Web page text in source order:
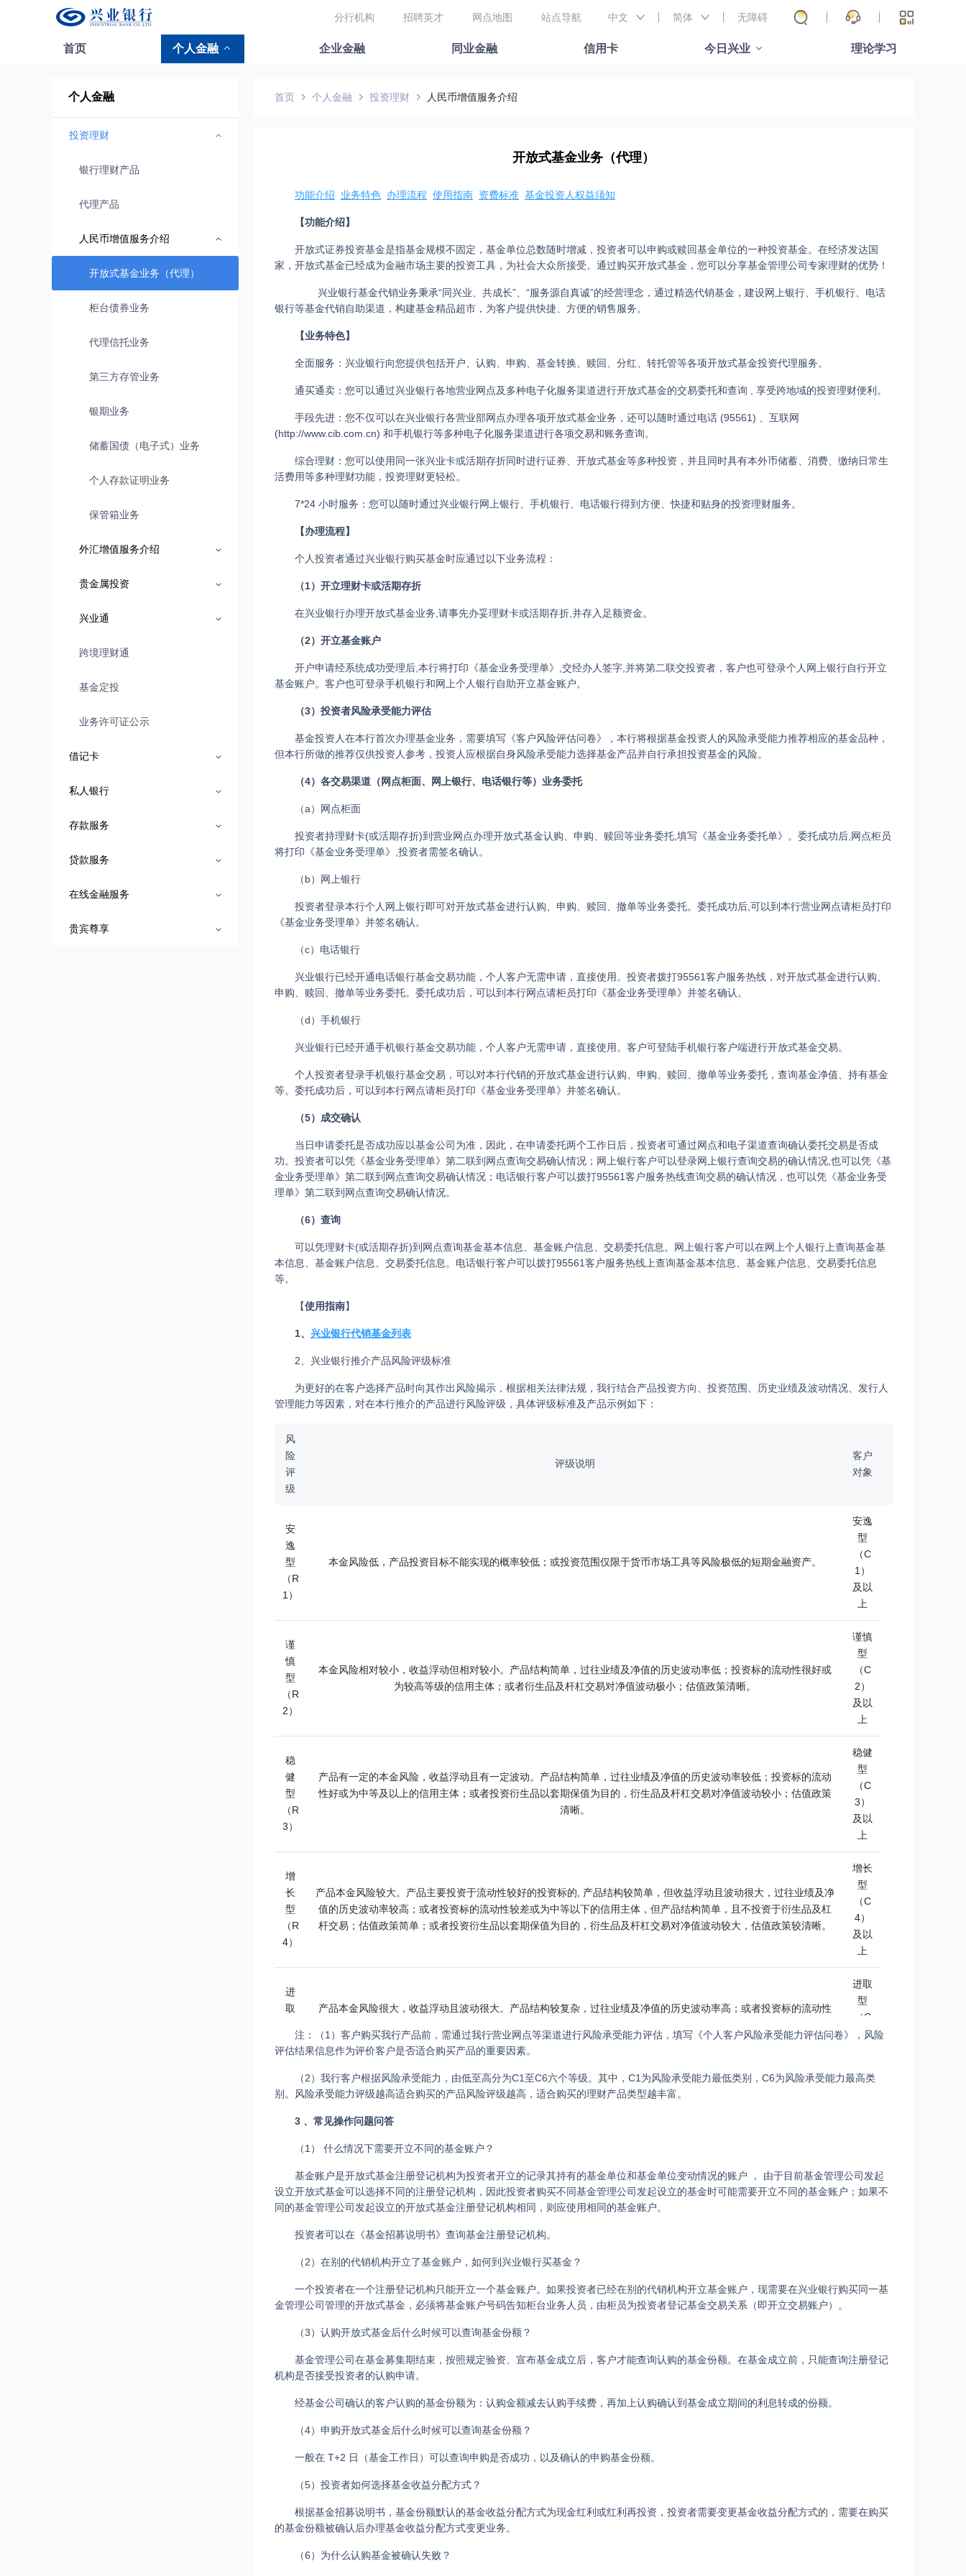
分行机构 招聘英才 网点地图 站点导航 中文 简体 无障碍
首页 个人金融 企业金融 同业金融 信用卡 今日兴业 理论学习
个人金融
投资理财
银行理财产品
代理产品
人民币增值服务介绍
开放式基金业务（代理）
柜台债券业务
代理信托业务
第三方存管业务
银期业务
储蓄国债（电子式）业务
个人存款证明业务
保管箱业务
外汇增值服务介绍
贵金属投资
兴业通
跨境理财通
基金定投
业务许可证公示
借记卡
私人银行
存款服务
贷款服务
在线金融服务
贵宾尊享
首页 个人金融 投资理财 人民币增值服务介绍
开放式基金业务（代理）
功能介绍 业务特色 办理流程 使用指南 资费标准 基金投资人权益须知
【功能介绍】
开放式证券投资基金是指基金规模不固定，基金单位总数随时增减，投资者可以申购或赎回基金单位的一种投资基金。在经济发达国
家，开放式基金已经成为金融市场主要的投资工具，为社会大众所接受。通过购买开放式基金，您可以分享基金管理公司专家理财的优势！
兴业银行基金代销业务秉承“同兴业、共成长”、“服务源自真诚”的经营理念，通过精选代销基金，建设网上银行、手机银行、电话
银行等基金代销自助渠道，构建基金精品超市，为客户提供快捷、方便的销售服务。
【业务特色】
全面服务：兴业银行向您提供包括开户、认购、申购、基金转换、赎回、分红、转托管等各项开放式基金投资代理服务。
通买通卖：您可以通过兴业银行各地营业网点及多种电子化服务渠道进行开放式基金的交易委托和查询 , 享受跨地域的投资理财便利。
手段先进：您不仅可以在兴业银行各营业部网点办理各项开放式基金业务，还可以随时通过电话 (95561) 、互联网
(http://www.cib.com.cn) 和手机银行等多种电子化服务渠道进行各项交易和账务查询。
综合理财：您可以使用同一张兴业卡或活期存折同时进行证券、开放式基金等多种投资，并且同时具有本外币储蓄、消费、缴纳日常生
活费用等多种理财功能，投资理财更轻松。
7*24 小时服务：您可以随时通过兴业银行网上银行、手机银行、电话银行得到方便、快捷和贴身的投资理财服务。
【办理流程】
个人投资者通过兴业银行购买基金时应通过以下业务流程：
（1）开立理财卡或活期存折
在兴业银行办理开放式基金业务,请事先办妥理财卡或活期存折,并存入足额资金。
（2）开立基金账户
开户申请经系统成功受理后,本行将打印《基金业务受理单》,交经办人签字,并将第二联交投资者，客户也可登录个人网上银行自行开立
基金账户。客户也可登录手机银行和网上个人银行自助开立基金账户。
（3）投资者风险承受能力评估
基金投资人在本行首次办理基金业务，需要填写《客户风险评估问卷》，本行将根据基金投资人的风险承受能力推荐相应的基金品种，
但本行所做的推荐仅供投资人参考，投资人应根据自身风险承受能力选择基金产品并自行承担投资基金的风险。
（4）各交易渠道（网点柜面、网上银行、电话银行等）业务委托
（a）网点柜面
投资者持理财卡(或活期存折)到营业网点办理开放式基金认购、申购、赎回等业务委托,填写《基金业务委托单》。委托成功后,网点柜员
将打印《基金业务受理单》,投资者需签名确认。
（b）网上银行
投资者登录本行个人网上银行即可对开放式基金进行认购、申购、赎回、撤单等业务委托。委托成功后,可以到本行营业网点请柜员打印
《基金业务受理单》并签名确认。
（c）电话银行
兴业银行已经开通电话银行基金交易功能，个人客户无需申请，直接使用。投资者拨打95561客户服务热线，对开放式基金进行认购、
申购、赎回、撤单等业务委托。委托成功后，可以到本行网点请柜员打印《基金业务受理单》并签名确认。
（d）手机银行
兴业银行已经开通手机银行基金交易功能，个人客户无需申请，直接使用。客户可登陆手机银行客户端进行开放式基金交易。
个人投资者登录手机银行基金交易，可以对本行代销的开放式基金进行认购、申购、赎回、撤单等业务委托，查询基金净值、持有基金
等。委托成功后，可以到本行网点请柜员打印《基金业务受理单》并签名确认。
（5）成交确认
当日申请委托是否成功应以基金公司为准，因此，在申请委托两个工作日后，投资者可通过网点和电子渠道查询确认委托交易是否成
功。投资者可以凭《基金业务受理单》第二联到网点查询交易确认情况；网上银行客户可以登录网上银行查询交易的确认情况,也可以凭《基
金业务受理单》第二联到网点查询交易确认情况；电话银行客户可以拨打95561客户服务热线查询交易的确认情况，也可以凭《基金业务受
理单》第二联到网点查询交易确认情况。
（6）查询
可以凭理财卡(或活期存折)到网点查询基金基本信息、基金账户信息、交易委托信息。网上银行客户可以在网上个人银行上查询基金基
本信息、基金账户信息、交易委托信息。电话银行客户可以拨打95561客户服务热线上查询基金基本信息、基金账户信息、交易委托信息
等。
【使用指南】
1、 兴业银行代销基金列表
2、兴业银行推介产品风险评级标准
为更好的在客户选择产品时向其作出风险揭示，根据相关法律法规，我行结合产品投资方向、投资范围、历史业绩及波动情况、发行人
管理能力等因素，对在本行推介的产品进行风险评级，具体评级标准及产品示例如下：
风
险
评
级
评级说明
客户
对象
安
逸
型
（R
1）
本金风险低，产品投资目标不能实现的概率较低；或投资范围仅限于货币市场工具等风险极低的短期金融资产。
安逸
型
（C
1）
及以
上
谨
慎
型
（R
2）
本金风险相对较小，收益浮动但相对较小。产品结构简单，过往业绩及净值的历史波动率低；投资标的流动性很好或
为较高等级的信用主体；或者衍生品及杆杠交易对净值波动极小；估值政策清晰。
谨慎
型
（C
2）
及以
上
稳
健
型
（R
3）
产品有一定的本金风险，收益浮动且有一定波动。产品结构简单，过往业绩及净值的历史波动率较低；投资标的流动
性好或为中等及以上的信用主体；或者投资衍生品以套期保值为目的，衍生品及杆杠交易对净值波动较小；估值政策
清晰。
稳健
型
（C
3）
及以
上
增
长
型
（R
4）
产品本金风险较大。产品主要投资于流动性较好的投资标的, 产品结构较简单，但收益浮动且波动很大，过往业绩及净
值的历史波动率较高；或者投资标的流动性较差或为中等以下的信用主体，但产品结构简单，且不投资于衍生品及杠
杆交易；估值政策简单；或者投资衍生品以套期保值为目的，衍生品及杆杠交易对净值波动较大，估值政策较清晰。
增长
型
（C
4）
及以
上
进
取
（R
5）
产品本金风险很大，收益浮动且波动很大。产品结构较复杂，过往业绩及净值的历史波动率高；或者投资标的流动性
值政策较复杂。投资者要作出谨慎的产品选择、积极的关注相关风险。
进取
型
（C
5）
激
产品本金风险极大，收益浮动且波动极大。产品结构复杂，过往业绩及净值的历史波动率很高；或者投资标的流动性
估值政策非常复杂。投资者需要非常谨慎的产品选择、十分积极的关注相关风险。
注：（1）客户购买我行产品前，需通过我行营业网点等渠道进行风险承受能力评估，填写《个人客户风险承受能力评估问卷》，风险
评估结果信息作为评价客户是否适合购买产品的重要因素。
（2）我行客户根据风险承受能力，由低至高分为C1至C6六个等级。其中，C1为风险承受能力最低类别，C6为风险承受能力最高类
别。风险承受能力评级越高适合购买的产品风险评级越高，适合购买的理财产品类型越丰富。
3 、常见操作问题问答
（1） 什么情况下需要开立不同的基金账户？
基金账户是开放式基金注册登记机构为投资者开立的记录其持有的基金单位和基金单位变动情况的账户 ， 由于目前基金管理公司发起
设立开放式基金可以选择不同的注册登记机构，因此投资者购买不同基金管理公司发起设立的基金时可能需要开立不同的基金账户；如果不
同的基金管理公司发起设立的开放式基金注册登记机构相同，则应使用相同的基金账户。
投资者可以在《基金招募说明书》查询基金注册登记机构。
（2）在别的代销机构开立了基金账户，如何到兴业银行买基金？
一个投资者在一个注册登记机构只能开立一个基金账户。如果投资者已经在别的代销机构开立基金账户，现需要在兴业银行购买同一基
金管理公司管理的开放式基金，必须将基金账户号码告知柜台业务人员，由柜员为投资者登记基金交易关系（即开立交易账户）。
（3）认购开放式基金后什么时候可以查询基金份额？
基金管理公司在基金募集期结束，按照规定验资、宣布基金成立后，客户才能查询认购的基金份额。在基金成立前，只能查询注册登记
机构是否接受投资者的认购申请。
经基金公司确认的客户认购的基金份额为：认购金额减去认购手续费，再加上认购确认到基金成立期间的利息转成的份额。
（4）申购开放式基金后什么时候可以查询基金份额？
一般在 T+2 日（基金工作日）可以查询申购是否成功，以及确认的申购基金份额。
（5）投资者如何选择基金收益分配方式？
根据基金招募说明书，基金份额默认的基金收益分配方式为现金红利或红利再投资，投资者需要变更基金收益分配方式的，需要在购买
的基金份额被确认后办理基金收益分配方式变更业务。
（6）为什么认购基金被确认失败？